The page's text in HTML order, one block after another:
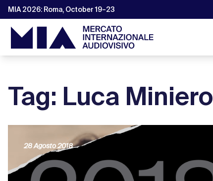
MIA 2026: Roma, October 19–23
Tag: Luca Miniero
28 Agosto 2018